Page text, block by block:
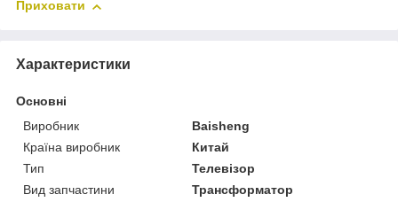
Приховати
Характеристики
Основні
Виробник
Baisheng
Країна виробник
Китай
Тип
Телевізор
Вид запчастини
Трансформатор